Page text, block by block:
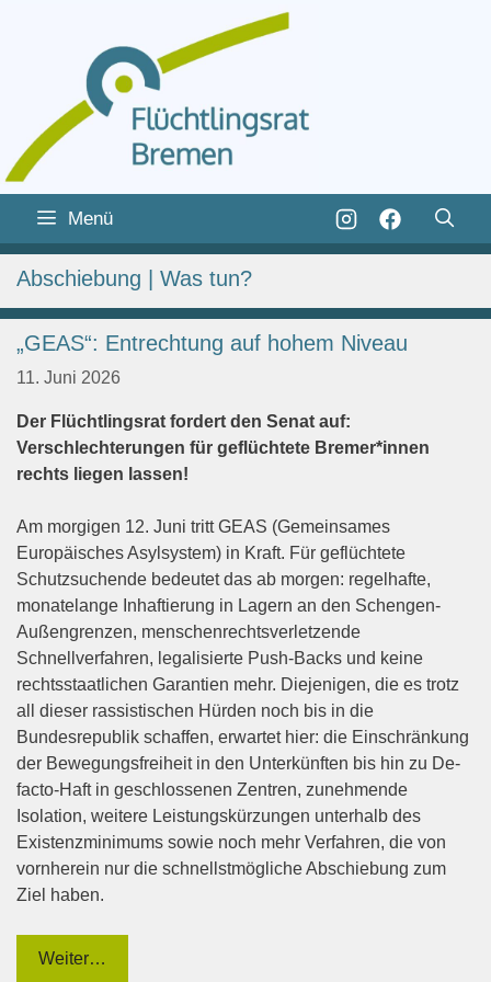
Zum
Inhalt
springen
springen
Menü
Abschiebung | Was tun?
„GEAS“: Entrechtung auf hohem Niveau
11. Juni 2026
Der Flüchtlingsrat fordert den Senat auf:
Verschlechterungen für geflüchtete Bremer*innen
rechts liegen lassen!
Am morgigen 12. Juni tritt GEAS (Gemeinsames
Europäisches Asylsystem) in Kraft. Für geflüchtete
Schutzsuchende bedeutet das ab morgen: regelhafte,
monatelange Inhaftierung in Lagern an den Schengen-
Außengrenzen, menschenrechtsverletzende
Schnellverfahren, legalisierte Push-Backs und keine
rechtsstaatlichen Garantien mehr. Diejenigen, die es trotz
all dieser rassistischen Hürden noch bis in die
Bundesrepublik schaffen, erwartet hier: die Einschränkung
der Bewegungsfreiheit in den Unterkünften bis hin zu De-
facto-Haft in geschlossenen Zentren, zunehmende
Isolation, weitere Leistungskürzungen unterhalb des
Existenzminimums sowie noch mehr Verfahren, die von
vornherein nur die schnellstmögliche Abschiebung zum
Ziel haben.
Weiter…